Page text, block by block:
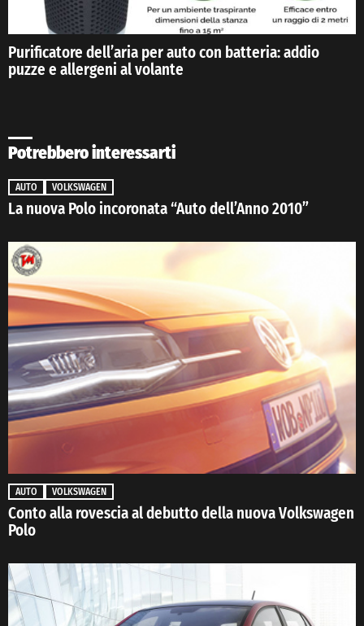
Purificatore dell’aria per auto con batteria: addio
puzze e allergeni al volante
Potrebbero interessarti
AUTO VOLKSWAGEN
La nuova Polo incoronata “Auto dell’Anno 2010”
AUTO VOLKSWAGEN
Conto alla rovescia al debutto della nuova Volkswagen
Polo